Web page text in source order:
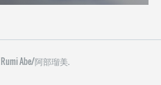
Rumi Abe/阿部瑠美.